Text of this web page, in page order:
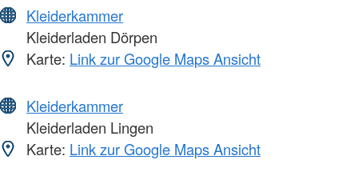
Kleiderkammer
Kleiderladen Dörpen
Karte: Link zur Google Maps Ansicht
Kleiderkammer
Kleiderladen Lingen
Karte: Link zur Google Maps Ansicht